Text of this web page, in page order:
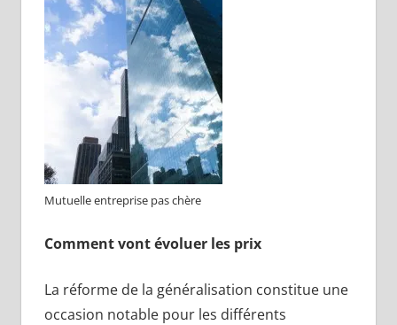
Mutuelle entreprise pas chère
Comment vont évoluer les prix
La réforme de la généralisation constitue une
occasion notable pour les différents